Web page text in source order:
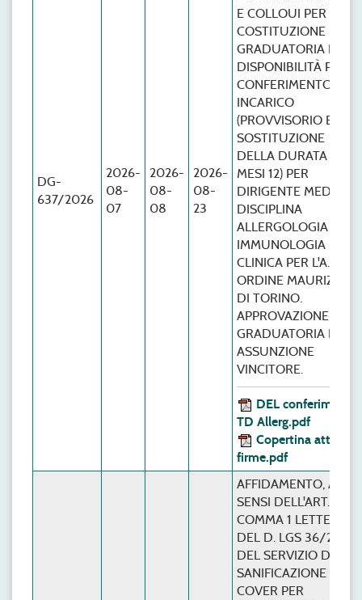
DG-
637/2026
2026-
08-
07
2026-
08-
08
2026-
08-
23
E COLLOUI PER LA
COSTITUZIONE DI
GRADUATORIA DI
DISPONIBILITÀ PER
CONFERIMENTO
INCARICO
(PROVVISORIO E DI
SOSTITUZIONE
DELLA DURATA DI
MESI 12) PER
DIRIGENTE MEDICO
DISCIPLINA
ALLERGOLOGIA E
IMMUNOLOGIA
CLINICA PER L'A.O.
ORDINE
DI TORINO.
APPROVAZIONE
GRADUATORIA E
ASSUNZIONE
VINCITORE.
DEL conferimento
TD Allerg.pdf
Copertina atto con
firme.pdf
AFFIDAMENTO, AI
SENSI DELL'ART. 50,
COMMA 1 LETTERA B)
DEL D. LGS 36/2023,
DEL SERVIZIO DI
SANIFICAZIONE
COVER PER